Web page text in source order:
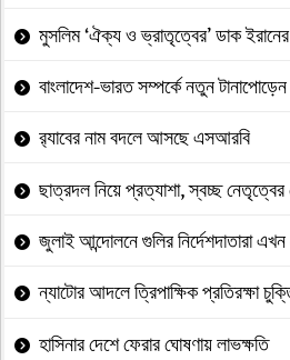
মুসলিম ‘ঐক্য ও ভ্রাতৃত্বের’ ডাক ইরানের
বাংলাদেশ-ভারত সম্পর্কে নতুন টানাপোড়েন
র‍্যাবের নাম বদলে আসছে এসআরবি
ছাত্রদল নিয়ে প্রত্যাশা, স্বচ্ছ
জুলাই আন্দোলনে গুলির নির্দেশদাতারা
ন্যাটোর আদলে ত্রিপাক্ষিক প্রতিরক্ষা
হাসিনার দেশে ফেরার ঘোষণায় লাভক্ষতি